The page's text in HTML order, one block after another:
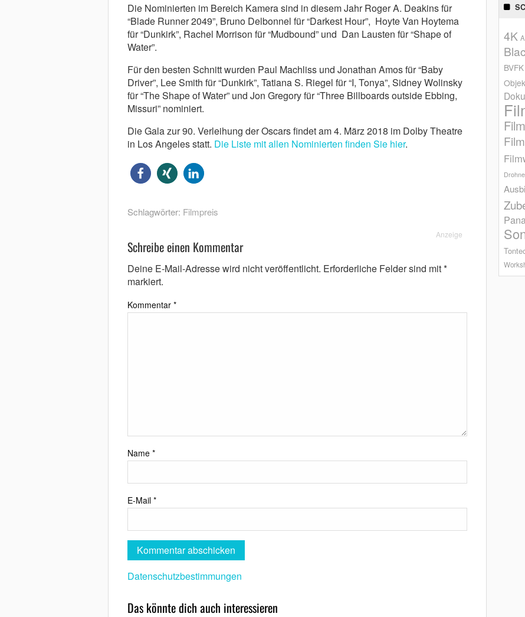
Die Nominierten im Bereich Kamera sind in diesem Jahr Roger A. Deakins für
“Blade Runner 2049”, Bruno Delbonnel für “Darkest Hour”, Hoyte Van Hoytema
für “Dunkirk”, Rachel Morrison für “Mudbound” und Dan Lausten für “Shape of
Water”.
Für den besten Schnitt wurden Paul Machliss und Jonathan Amos für “Baby
Driver”, Lee Smith für “Dunkirk”, Tatiana S. Riegel für “I, Tonya”, Sidney Wolinsky
für “The Shape of Water” und Jon Gregory für “Three Billboards outside Ebbing,
Missuri” nominiert.
Die Gala zur 90. Verleihung der Oscars findet am 4. März 2018 im Dolby Theatre
in Los Angeles statt. Die Liste mit allen Nominierten finden Sie hier.
Schlagwörter: Filmpreis
Anzeige
Schreibe einen Kommentar
Deine E-Mail-Adresse wird nicht veröffentlicht. Erforderliche Felder sind mit*
markiert.
Kommentar *
Name *
E-Mail *
Datenschutzbestimmungen
Das könnte dich auch interessieren
4K
BVFK
Drohne